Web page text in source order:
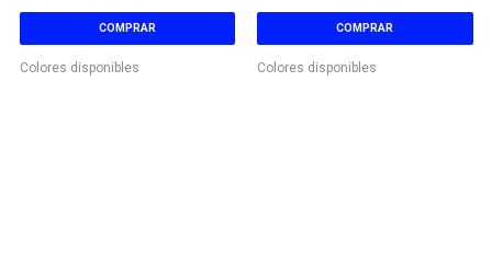
COMPRAR
Colores disponibles
COMPRAR
Colores disponibles